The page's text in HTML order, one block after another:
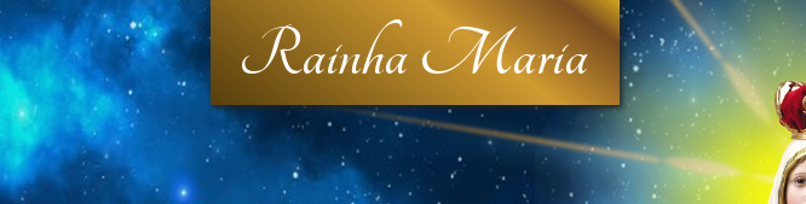
Rainha Maria